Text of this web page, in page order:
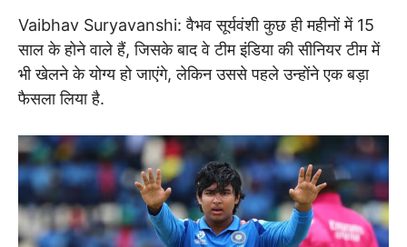
Vaibhav Suryavanshi: वैभव सूर्यवंशी कुछ ही महीनों में 15
साल के होने वाले हैं, जिसके बाद वे टीम इंडिया की सीनियर टीम में
भी खेलने के योग्य हो जाएंगे, लेकिन उससे पहले उन्होंने एक बड़ा
फैसला लिया है.